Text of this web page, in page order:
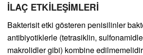
İLAÇ ETKİLEŞİMLERİ
Bakterisit etki gösteren penisilinler
antibiyotiklerle (tetrasiklin,
makrolidler gibi) kombine